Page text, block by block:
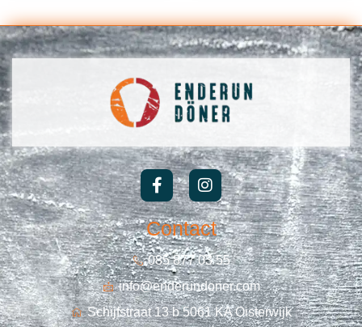
Contact
085 877 03 55
info@enderundoner.com
Schijfstraat 13 b 5061 KA Oisterwijk